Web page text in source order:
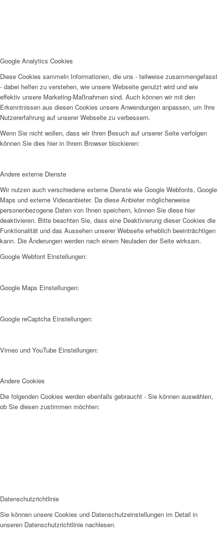
Google Analytics Cookies
Diese Cookies sammeln Informationen, die uns - teilweise zusammengefasst
- dabei helfen zu verstehen, wie unsere Webseite genutzt wird und wie
effektiv unsere Marketing-Maßnahmen sind. Auch können wir mit den
Erkenntnissen aus diesen Cookies unsere Anwendungen anpassen, um Ihre
Nutzererfahrung auf unserer Webseite zu verbessern.
Wenn Sie nicht wollen, dass wir Ihren Besuch auf unserer Seite verfolgen
können Sie dies hier in Ihrem Browser blockieren:
Andere externe Dienste
Wir nutzen auch verschiedene externe Dienste wie Google Webfonts, Google
Maps und externe Videoanbieter. Da diese Anbieter möglicherweise
personenbezogene Daten von Ihnen speichern, können Sie diese hier
deaktivieren. Bitte beachten Sie, dass eine Deaktivierung dieser Cookies die
Funktionalität und das Aussehen unserer Webseite erheblich beeinträchtigen
kann. Die Änderungen werden nach einem Neuladen der Seite wirksam.
Google Webfont Einstellungen:
Google Maps Einstellungen:
Google reCaptcha Einstellungen:
Vimeo und YouTube Einstellungen:
Andere Cookies
Die folgenden Cookies werden ebenfalls gebraucht - Sie können auswählen,
ob Sie diesen zustimmen möchten:
Datenschutzrichtlinie
Sie können unsere Cookies und Datenschutzeinstellungen im Detail in
unseren Datenschutzrichtlinie nachlesen.